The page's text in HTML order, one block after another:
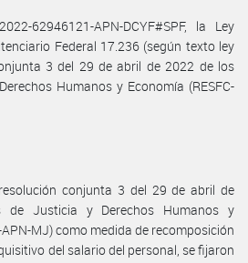
62946121-APN-DCYF#SPF, la Ley
Federal 17.236 (según texto ley
3 del 29 de abril de 2022 de los
Humanos y Economía (RESFC-
conjunta 3 del 29 de abril de
de Justicia y Derechos Humanos y
MJ) como medida de recomposición
del salario del personal, se fijaron